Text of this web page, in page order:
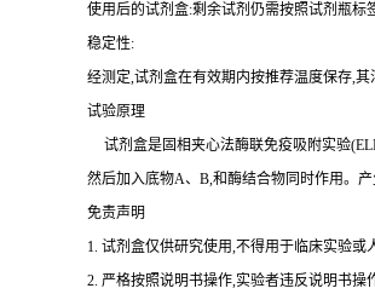
使用后的试剂盒:剩余试剂仍需按照试剂瓶
稳定性:
经测定,试剂盒在有效期内按推荐温度保存,
试验原理
试剂盒是固相夹心法酶联免疫吸附实验(
然后加入底物A、B,和酶结合物同时作用。
免责声明
1. 试剂盒仅供研究使用,不得用于临床实验或
2. 严格按照说明书操作,实验者违反说明书操